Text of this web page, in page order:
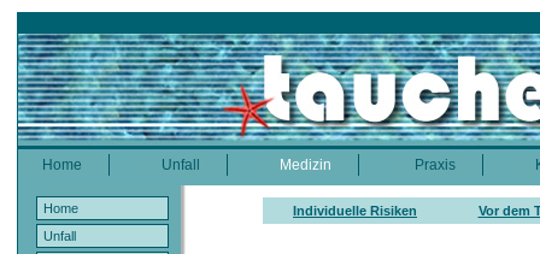
Home Unfall Medizin Praxis
Home
Unfall
Individuelle Risiken Vor dem